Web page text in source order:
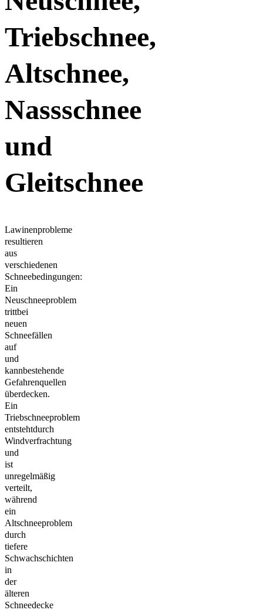
Triebschnee,
Altschnee,
Nassschnee
und
Gleitschnee
Lawinenprobleme
resultieren
aus
verschiedenen
Schneebedingungen:
Ein
Neuschneeproblem
trittbei
neuen
Schneefällen
auf
und
kannbestehende
Gefahrenquellen
überdecken.
Ein
Triebschneeproblem
entstehtdurch
Windverfrachtung
und
ist
unregelmäßig
verteilt,
während
ein
Altschneeproblem
durch
tiefere
Schwachschichten
in
der
älteren
Schneedecke